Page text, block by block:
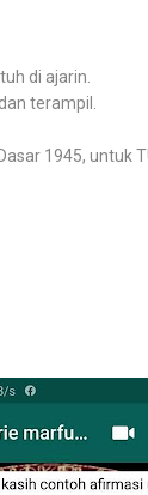
di ajarin.
terampil.
1945, untuk